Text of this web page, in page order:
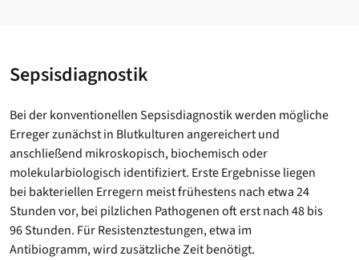
Sepsisdiagnostik
Bei der konventionellen Sepsisdiagnostik werden mögliche
Erreger zunächst in Blutkulturen angereichert und
anschließend mikroskopisch, biochemisch oder
molekularbiologisch identifiziert. Erste Ergebnisse liegen
bei bakteriellen Erregern meist frühestens nach etwa 24
Stunden vor, bei pilzlichen Pathogenen oft erst nach 48 bis
96 Stunden. Für Resistenztestungen, etwa im
Antibiogramm, wird zusätzliche Zeit benötigt.